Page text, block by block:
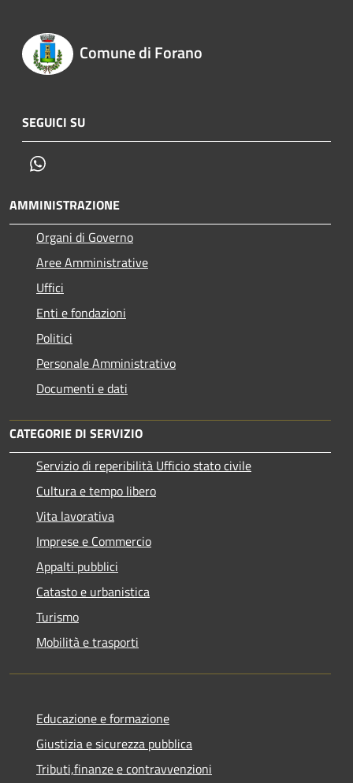
Comune di Forano
SEGUICI SU
AMMINISTRAZIONE
Organi di Governo
Aree Amministrative
Uffici
Enti e fondazioni
Politici
Personale Amministrativo
Documenti e dati
CATEGORIE DI SERVIZIO
Servizio di reperibilità Ufficio stato civile
Cultura e tempo libero
Vita lavorativa
Imprese e Commercio
Appalti pubblici
Catasto e urbanistica
Turismo
Mobilità e trasporti
Educazione e formazione
Giustizia e sicurezza pubblica
Tributi,finanze e contravvenzioni